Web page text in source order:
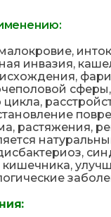
инвазия,
растяжения,